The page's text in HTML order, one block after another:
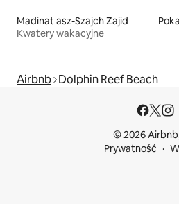
Madinat asz-Szajch Zajid
Kwatery wakacyjne
Airbnb Dolphin Reef Beach
© 2026
Prywatność